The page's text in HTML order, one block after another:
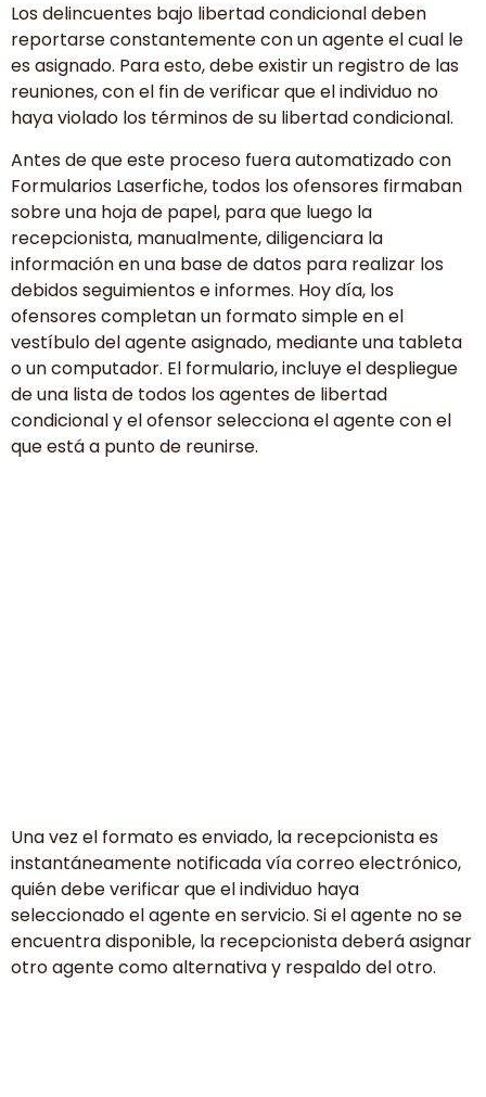
Los delincuentes bajo libertad condicional deben
reportarse constantemente con un agente el cual le
es asignado. Para esto, debe existir un registro de las
reuniones, con el fin de verificar que el individuo no
haya violado los términos de su libertad condicional.
Antes de que este proceso fuera automatizado con
Formularios Laserfiche, todos los ofensores firmaban
sobre una hoja de papel, para que luego la
recepcionista, manualmente, diligenciara la
información en una base de datos para realizar los
debidos seguimientos e informes. Hoy día, los
ofensores completan un formato simple en el
vestíbulo del agente asignado, mediante una tableta
o un computador. El formulario, incluye el despliegue
de una lista de todos los agentes de libertad
condicional y el ofensor selecciona el agente con el
que está a punto de reunirse.
Una vez el formato es enviado, la recepcionista es
instantáneamente notificada vía correo electrónico,
quién debe verificar que el individuo haya
seleccionado el agente en servicio. Si el agente no se
encuentra disponible, la recepcionista deberá asignar
otro agente como alternativa y respaldo del otro.